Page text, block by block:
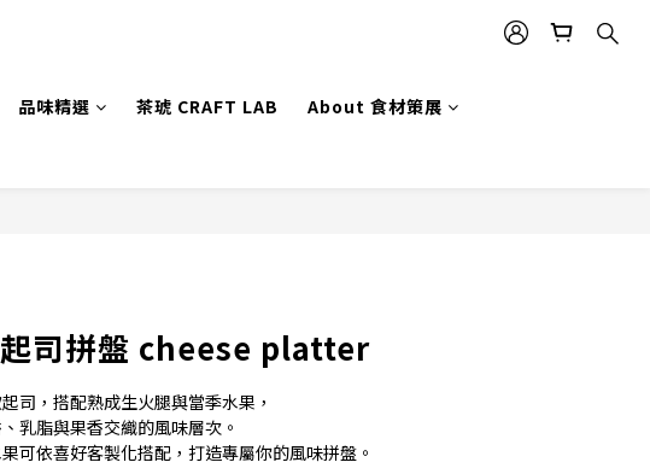
品味精選 茶琥 CRAFT LAB
About 食材策展
司拼盤 cheese platter
司，搭配熟成生火腿與當季水果，
乳脂與果香交織的風味層次。
可依喜好客製化搭配，打造專屬你的風味拼盤。